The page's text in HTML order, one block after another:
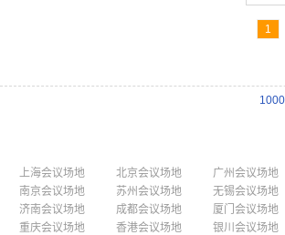
1
上海会议场地 北京会议场地 广州会议场地
南京会议场地
苏州会议场地 无锡会议场地
济南会议场地
成都会议场地 厦门会议场地
重庆会议场地
香港会议场地 银川会议场地